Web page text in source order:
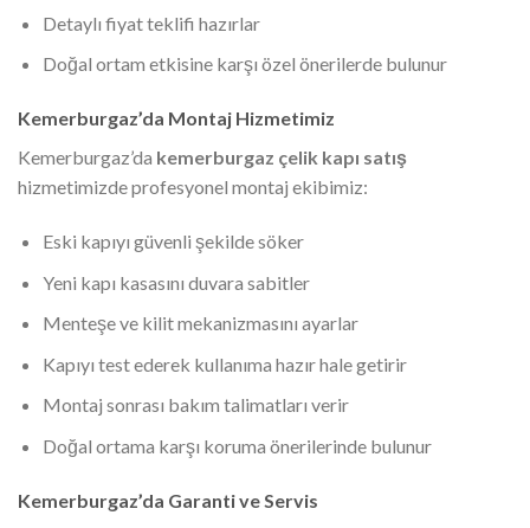
Detaylı fiyat teklifi hazırlar
Doğal ortam etkisine karşı özel önerilerde bulunur
Kemerburgaz’da Montaj Hizmetimiz
Kemerburgaz’da kemerburgaz çelik kapı satış
hizmetimizde profesyonel montaj ekibimiz:
Eski kapıyı güvenli şekilde söker
Yeni kapı kasasını duvara sabitler
Menteşe ve kilit mekanizmasını ayarlar
Kapıyı test ederek kullanıma hazır hale getirir
Montaj sonrası bakım talimatları verir
Doğal ortama karşı koruma önerilerinde bulunur
Kemerburgaz’da Garanti ve Servis